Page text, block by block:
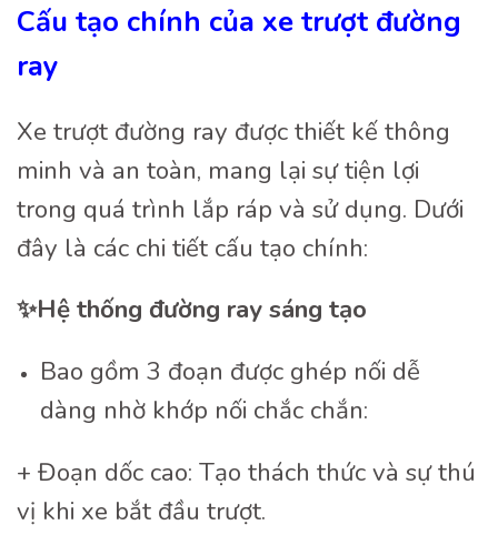
Cấu tạo chính của xe trượt đường
ray
Xe trượt đường ray được thiết kế thông
minh và an toàn, mang lại sự tiện lợi
trong quá trình lắp ráp và sử dụng. Dưới
đây là các chi tiết cấu tạo chính:
✨Hệ thống đường ray sáng tạo
Bao gồm 3 đoạn được ghép nối dễ
dàng nhờ khớp nối chắc chắn:
+ Đoạn dốc cao: Tạo thách thức và sự thú
vị khi xe bắt đầu trượt.